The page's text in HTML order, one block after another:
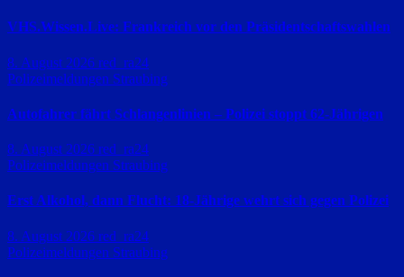
VHS.Wissen.Live: Frankreich vor den Präsidentschaftswahlen
8. August 2026 red_ra24
Polizeimeldungen Straubing
Autofahrer fährt Schlangenlinien – Polizei stoppt 62-Jährigen
8. August 2026 red_ra24
Polizeimeldungen Straubing
Erst Alkohol, dann Flucht: 18-Jährige wehrt sich gegen Polizei
8. August 2026 red_ra24
Polizeimeldungen Straubing